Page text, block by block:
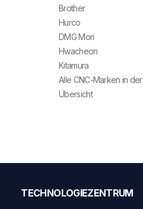
Brother
Hurco
DMG Mori
Hwacheon
Kitamura
Alle CNC-Marken in der
Übersicht
TECHNOLOGIEZENTRUM